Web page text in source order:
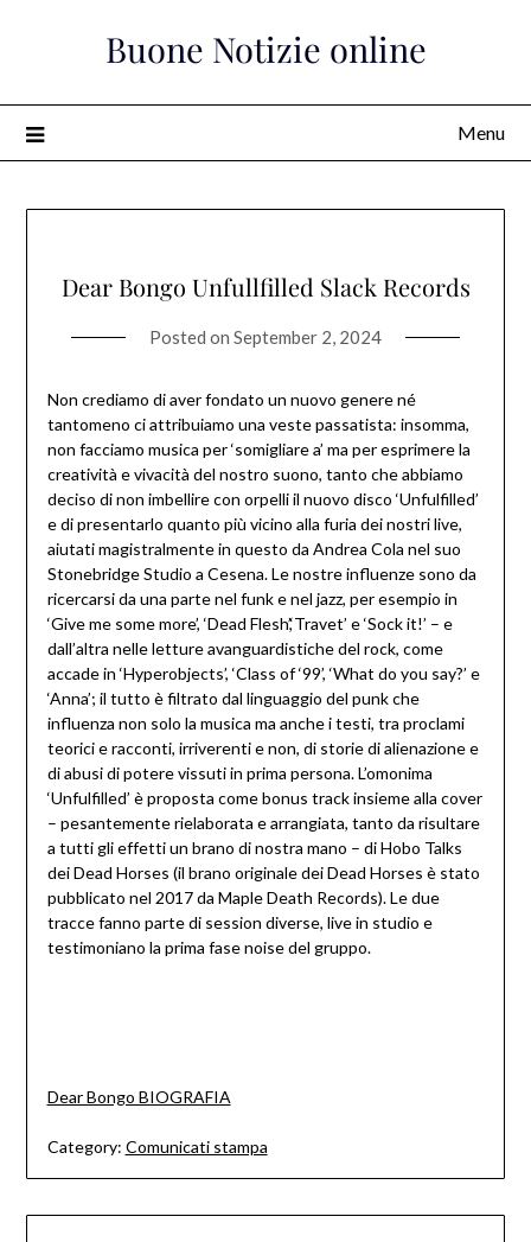
Buone Notizie online
Menu
Dear Bongo Unfullfilled Slack Records
Posted on September 2, 2024
Non crediamo di aver fondato un nuovo genere né
tantomeno ci attribuiamo una veste passatista: insomma,
non facciamo musica per ‘somigliare a’ ma per esprimere la
creatività e vivacità del nostro suono, tanto che abbiamo
deciso di non imbellire con orpelli il nuovo disco ‘Unfulfilled’
e di presentarlo quanto più vicino alla furia dei nostri live,
aiutati magistralmente in questo da Andrea Cola nel suo
Stonebridge Studio a Cesena. Le nostre influenze sono da
ricercarsi da una parte nel funk e nel jazz, per esempio in
‘Give me some more’, ‘Dead Flesh’,‘Travet’ e ‘Sock it!’ – e
dall’altra nelle letture avanguardistiche del rock, come
accade in ‘Hyperobjects’, ‘Class of ‘99’, ‘What do you say?’ e
‘Anna’; il tutto è filtrato dal linguaggio del punk che
influenza non solo la musica ma anche i testi, tra proclami
teorici e racconti, irriverenti e non, di storie di alienazione e
di abusi di potere vissuti in prima persona. L’omonima
‘Unfulfilled’ è proposta come bonus track insieme alla cover
– pesantemente rielaborata e arrangiata, tanto da risultare
a tutti gli effetti un brano di nostra mano – di Hobo Talks
dei Dead Horses (il brano originale dei Dead Horses è stato
pubblicato nel 2017 da Maple Death Records). Le due
tracce fanno parte di session diverse, live in studio e
testimoniano la prima fase noise del gruppo.
Dear Bongo BIOGRAFIA
Category: Comunicati stampa